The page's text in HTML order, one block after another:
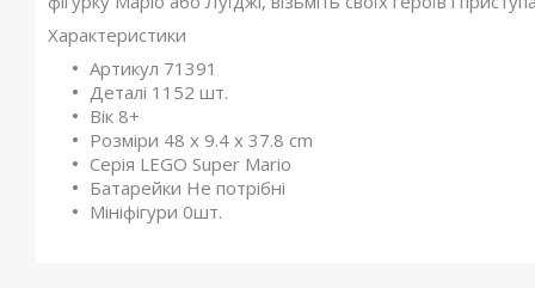
Характеристики
Артикул 71391
Деталі 1152 шт.
Вік 8+
Розміри 48 x 9.4 x 37.8 cm
Серія LEGO Super Mario
Батарейки Не потрібні
Мініфігури 0шт.